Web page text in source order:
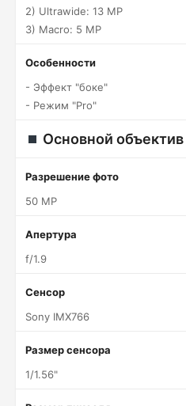
2) Ultrawide: 13 MP
3) Macro: 5 MP
Особенности
- Эффект "боке"
- Режим "Pro"
Основной объектив
Разрешение фото
50 MP
Апертура
f/1.9
Сенсор
Sony IMX766
Размер сенсора
1/1.56"